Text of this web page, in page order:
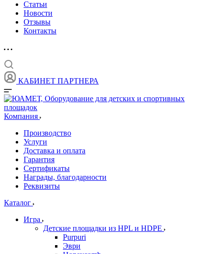
Статьи
Новости
Отзывы
Контакты
КАБИНЕТ ПАРТНЕРА
Компания
Производство
Услуги
Доставка и оплата
Гарантия
Сертификаты
Награды, благодарности
Реквизиты
Каталог
Игра
Детские площадки из HPL и HDPE
Purpuri
Эври